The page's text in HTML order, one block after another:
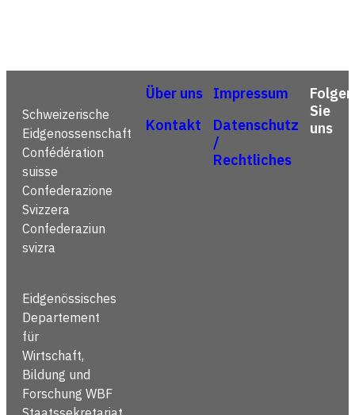
Schweizerische
Eidgenossenschaft
Confédération
suisse
Confederazione
Svizzera
Confederaziun
svizra
Eidgenössisches
Departement
für
Wirtschaft,
Bildung und
Forschung WBF
Über uns
Kontakt
Impressum
Datenschutz
/
Rechtliches
Folgen
Sie
uns